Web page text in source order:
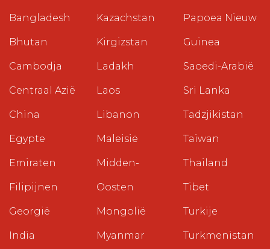
Bangladesh
Bhutan
Cambodja
Centraal Azië
China
Egypte
Emiraten
Filipijnen
Georgië
India
Kazachstan
Kirgizstan
Ladakh
Laos
Libanon
Maleisië
Midden-
Oosten
Mongolië
Myanmar
Papoea Nieuw
Guinea
Saoedi-Arabië
Sri Lanka
Tadzjikistan
Taiwan
Thailand
Tibet
Turkije
Turkmenistan